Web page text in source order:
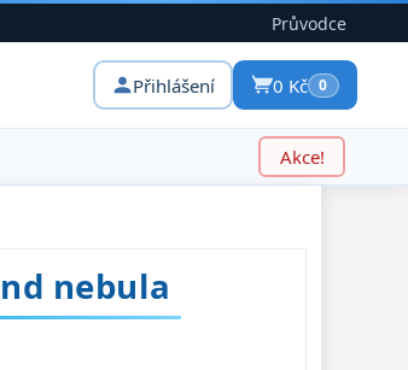
Průvodce
Přihlášení 0 Kč 0
Akce!
nebula